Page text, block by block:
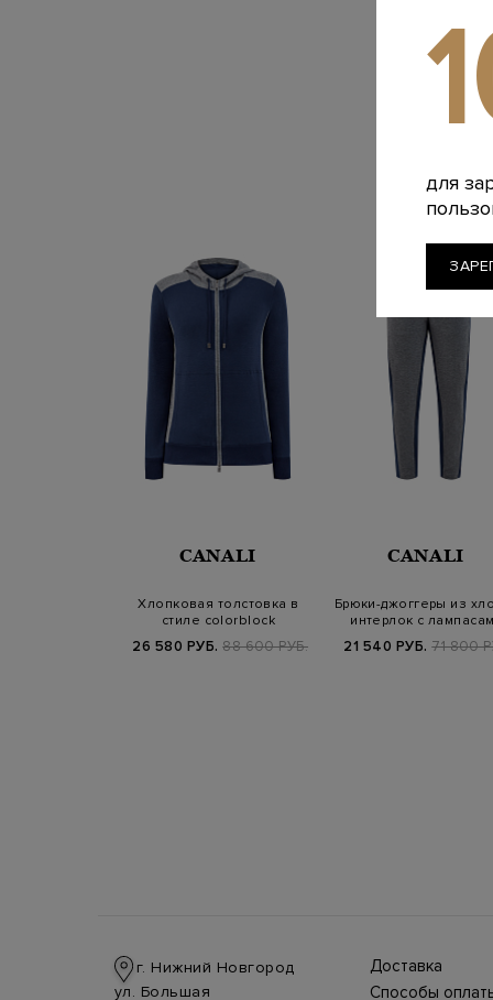
CANALI
Хлопковая толстовка в
стиле colorblock
26 580 РУБ. 88 600 РУБ.
CANALI
Брюки-джоггеры из
интерлок с
21 540 РУБ. 71 800
г. Нижний Новгород
ул. Большая
Доставка
производится
Способы
для